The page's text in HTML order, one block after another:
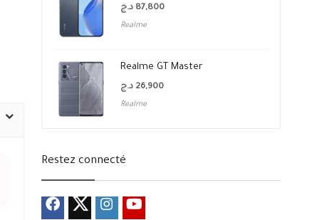
87,800 د.ج
Realme
Realme GT Master
26,900 د.ج
Realme
Restez connecté